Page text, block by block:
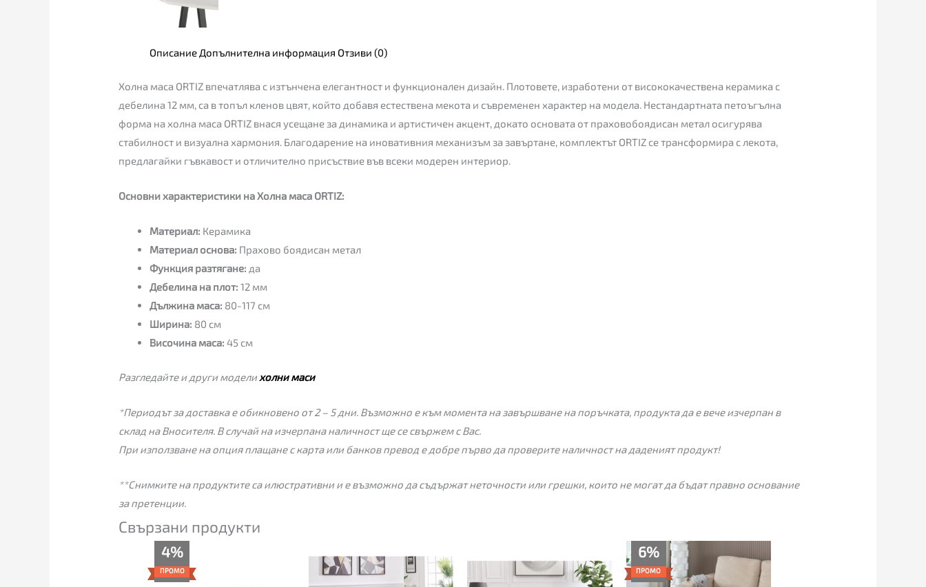
Описание Допълнителна информация Отзиви (0)
Холна масa ORTIZ впечатлява с изтънчена елегантност и функционален дизайн. Плотовете, изработени от висококачествена керамика с
дебелина 12 мм, са в топъл кленов цвят, който добавя естествена мекота и съвременен характер на модела. Нестандартната петоъгълна
форма на холна маса ORTIZ внася усещане за динамика и артистичен акцент, докато основата от праховобоядисан метал осигурява
стабилност и визуална хармония. Благодарение на иновативния механизъм за завъртане, комплектът ORTIZ се трансформира с лекота,
предлагайки гъвкавост и отличително присъствие във всеки модерен интериор.
Основни характеристики на Холна маса ORTIZ:
Материал: Керамика
Материал основа: Прахово боядисан метал
Функция разтягане: да
Дебелина на плот:12 мм
Дължина маса: 80-117 см
Ширина: 80 см
Височина маса:45 см
Разгледайте и други модели холни маси
*Периодът за доставка е обикновено от 2 – 5 дни. Възможно е към момента на завършване на поръчката, продукта да е вече изчерпан в
склад на Вносителя. В случай на изчерпана наличност ще се свържем с Вас.
При използване на опция плащане с карта или банков превод е добре първо да проверите наличност на даденият продукт!
**Снимките на продуктите са илюстративни и е възможно да съдържат неточности или грешки, които не могат да бъдат правно основание
за претенции.
Свързани продукти
4%
ПРОМОwas:
155.00€.
6%
ПРОМО
Original
price
was:
159.00€.149.00€.